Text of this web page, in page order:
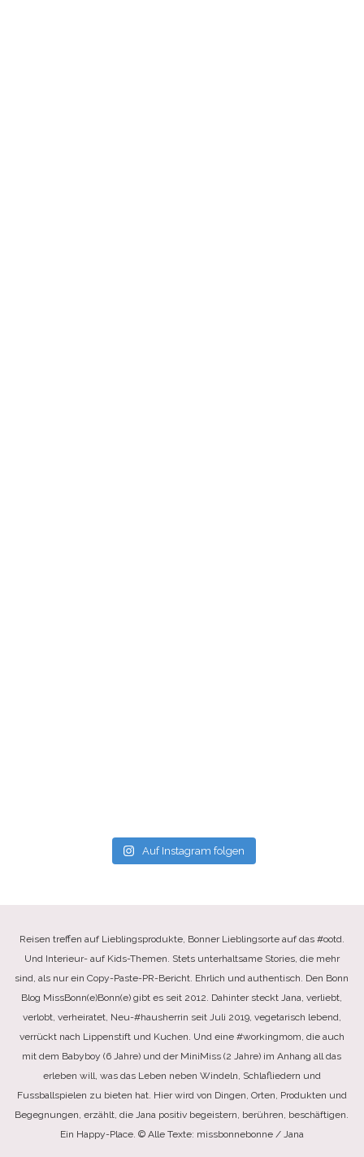
Auf Instagram folgen
Reisen treffen auf Lieblingsprodukte, Bonner Lieblingsorte auf das #ootd.
Und Interieur- auf Kids-Themen. Stets unterhaltsame Stories, die mehr
sind, als nur ein Copy-Paste-PR-Bericht. Ehrlich und authentisch. Den Bonn
Blog MissBonn(e)Bonn(e) gibt es seit 2012. Dahinter steckt Jana, verliebt,
verlobt, verheiratet, Neu-#hausherrin seit Juli 2019, vegetarisch lebend,
verrückt nach Lippenstift und Kuchen. Und eine #workingmom, die auch
mit dem Babyboy (6 Jahre) und der MiniMiss (2 Jahre) im Anhang all das
erleben will, was das Leben neben Windeln, Schlafliedern und
Fussballspielen zu bieten hat. Hier wird von Dingen, Orten, Produkten und
Begegnungen, erzählt, die Jana positiv begeistern, berühren, beschäftigen.
Ein Happy-Place. © Alle Texte: missbonnebonne / Jana